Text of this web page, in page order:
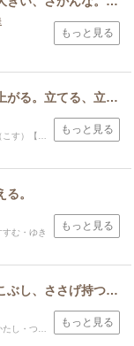
もっと見る
おきる、おこる。立つ、立ち上がる。立てる、立たせる、起き上がる、高くせりあがる、持ち上げる。活動を始める、盛んにする。出発する。始める、起こす。
たつ・ゆき・かず
もっと見る
。
む・ゆき
もっと見る
けん、げん、こぶし。にぎりこぶし、ささげ持つ、素手でおこなう武術、指の形で勝敗を決める遊戯、手を強くにぎりしめること。
・つとむ
もっと見る